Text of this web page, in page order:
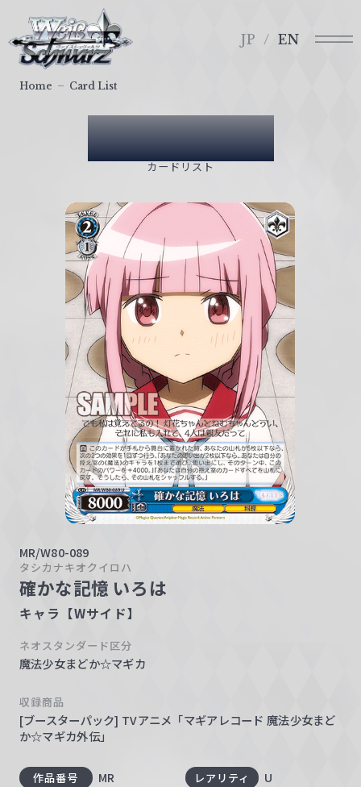
ァ
イ
JP EN
Card List
カードリスト
Home Card List
MR/W80-089
タシカナキオクイロハ
確かな記憶 いろは
キャラ【Wサイド】
ネオスタンダード区分
魔法少女まどか☆マギカ
収録商品
[ブースターパック] TVアニメ「マギアレコード 魔法少女まど
か☆マギカ外伝」
作品番号 MR レアリティ U